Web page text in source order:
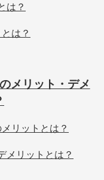
は？
は？
メリット・デメ
リットとは？
リットとは？